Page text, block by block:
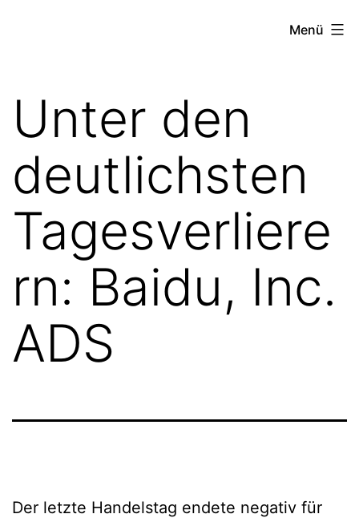
project
Menü
Unter den
deutlichsten
Tagesverliere
rn: Baidu, Inc.
ADS
Der letzte Handelstag endete negativ für